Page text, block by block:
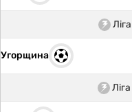
Угорщина